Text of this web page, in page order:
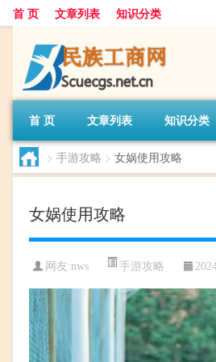
首 页 文章列表 知识分类
首 页 文章列表 知识分类
> 手游攻略 > 女娲使用攻略
女娲使用攻略
网友:nws 手游攻略